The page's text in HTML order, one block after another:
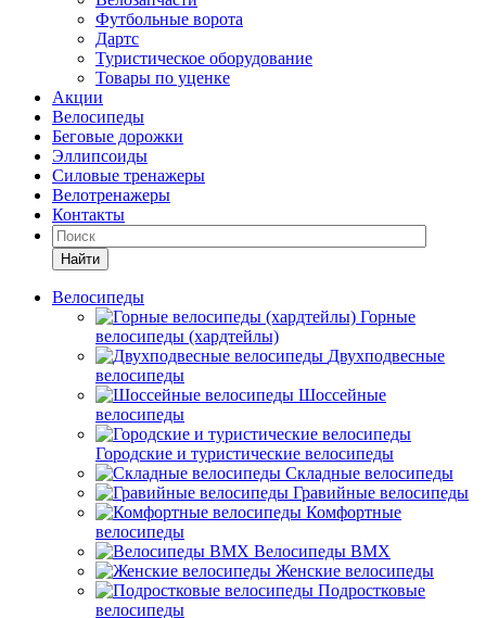
Футбольные ворота
Дартс
Туристическое оборудование
Товары по уценке
Акции
Велосипеды
Беговые дорожки
Эллипсоиды
Силовые тренажеры
Велотренажеры
Контакты
Найти
Велосипеды
Горные
велосипеды (хардтейлы)
Двухподвесные
велосипеды
Шоссейные
велосипеды
Городские и туристические велосипеды
Складные велосипеды
Гравийные велосипеды
Комфортные
велосипеды
Велосипеды BMX
Женские велосипеды
Подростковые
велосипеды